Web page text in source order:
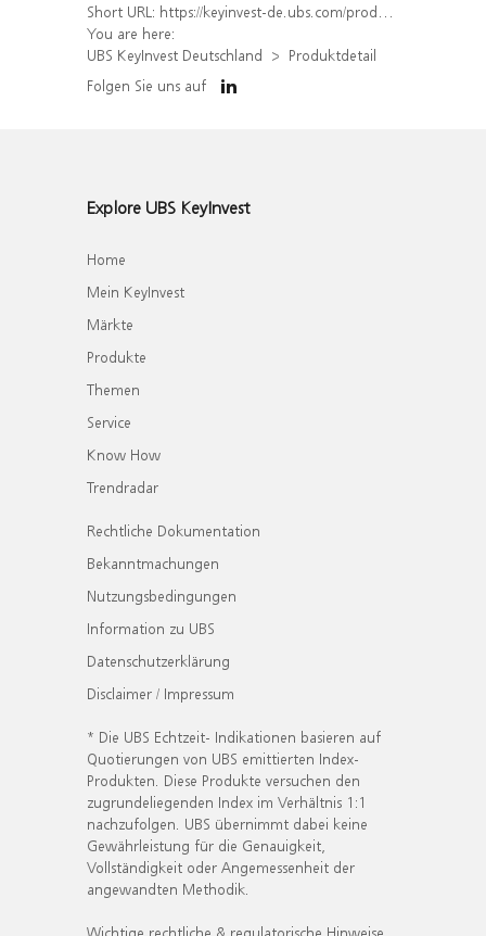
Short URL: https://keyinvest-de.ubs.com/produkt/detail/index/isin/DE000WA43MA4
You are here:
UBS KeyInvest Deutschland
Produktdetail
Folgen Sie uns auf
Explore UBS KeyInvest
Home
Mein KeyInvest
Märkte
Produkte
Themen
Service
Know How
Trendradar
Rechtliche Dokumentation
Bekanntmachungen
Nutzungsbedingungen
Information zu UBS
Datenschutzerklärung
Disclaimer / Impressum
* Die UBS Echtzeit- Indikationen basieren auf
Quotierungen von UBS emittierten Index-
Produkten. Diese Produkte versuchen den
zugrundeliegenden Index im Verhältnis 1:1
nachzufolgen. UBS übernimmt dabei keine
Gewährleistung für die Genauigkeit,
Vollständigkeit oder Angemessenheit der
angewandten Methodik.